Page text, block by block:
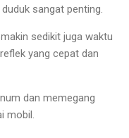
sangat penting.
sedikit juga waktu
yang cepat dan
dan memegang
mobil.